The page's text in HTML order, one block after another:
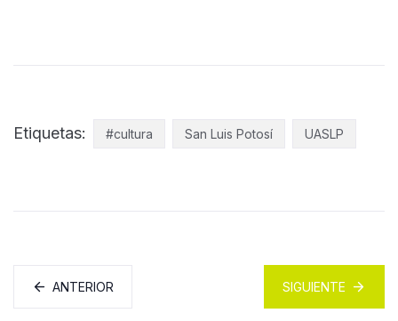
Etiquetas: #cultura San Luis Potosí UASLP
ANTERIOR SIGUIENTE